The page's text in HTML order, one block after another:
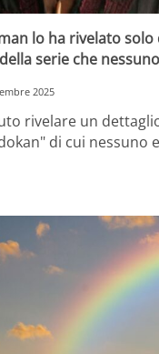
lo ha rivelato
serie che
2025
rivelare un
di cui nessuno